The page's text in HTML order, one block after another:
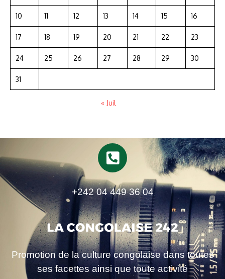
10 11 12 13 14 15 16
17 18 19 20 21 22 23
24 25 26 27 28 29 30
31
« Juil
+242 04 449 36 04
Promotion de la culture congolaise dans toutes
ses facettes ainsi que toute activité